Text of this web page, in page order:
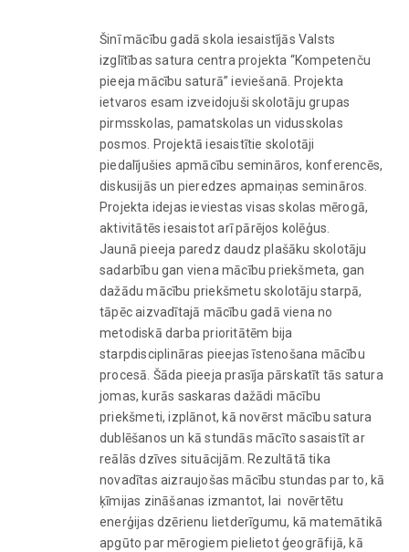
Šinī mācību gadā skola iesaistījās Valsts
izglītības satura centra projekta “Kompetenču
pieeja mācību saturā” ieviešanā. Projekta
ietvaros esam izveidojuši skolotāju grupas
pirmsskolas, pamatskolas un vidusskolas
posmos. Projektā iesaistītie skolotāji
piedalījušies apmācību semināros, konferencēs,
diskusijās un pieredzes apmaiņas semināros.
Projekta idejas ieviestas visas skolas mērogā,
aktivitātēs iesaistot arī pārējos kolēģus.
Jaunā pieeja paredz daudz plašāku skolotāju
sadarbību gan viena mācību priekšmeta, gan
dažādu mācību priekšmetu skolotāju starpā,
tāpēc aizvadītajā mācību gadā viena no
metodiskā darba prioritātēm bija
starpdisciplināras pieejas īstenošana mācību
procesā. Šāda pieeja prasīja pārskatīt tās satura
jomas, kurās saskaras dažādi mācību
priekšmeti, izplānot, kā novērst mācību satura
dublēšanos un kā stundās mācīto sasaistīt ar
reālās dzīves situācijām. Rezultātā tika
novadītas aizraujošas mācību stundas par to, kā
ķīmijas zināšanas izmantot, lai novērtētu
enerģijas dzērienu lietderīgumu, kā matemātikā
apgūto par mērogiem pielietot ģeogrāfijā, kā